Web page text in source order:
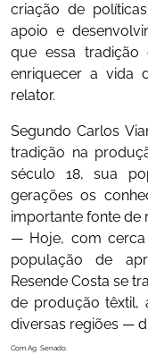
criação de
apoio e
que essa
enriquecer a vida
relator.
Segundo Carlos
tradição na
século 18, sua
gerações os
importante fonte de
— Hoje, com
população de
Resende Costa se
de produção têxtil,
diversas regiões —
Com Ag. Senado.